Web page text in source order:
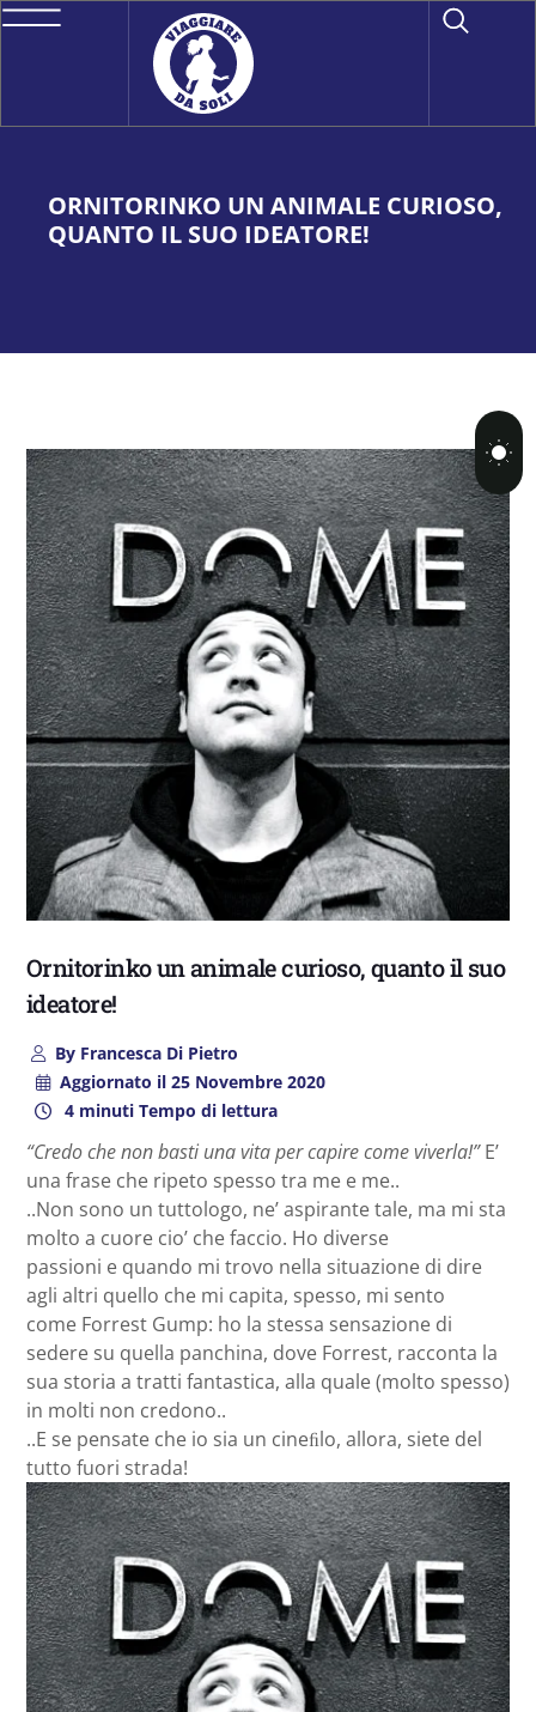
ORNITORINKO UN ANIMALE CURIOSO,
QUANTO IL SUO IDEATORE!
Ornitorinko un animale curioso, quanto il suo
ideatore!
ByFrancesca Di Pietro
Aggiornato il25 Novembre 2020
4 minuti Tempo di lettura
“Credo che non basti una vita per capire come viverla!”E’
una frase che ripeto spesso tra me e me..
..Non sono un tuttologo, ne’ aspirante tale, ma mi sta
molto a cuore cio’ che faccio. Ho diverse
passioni e quando mi trovo nella situazione di dire
agli altri quello che mi capita, spesso, mi sento
come Forrest Gump: ho la stessa sensazione di
sedere su quella panchina, dove Forrest, racconta la
sua storia a tratti fantastica, alla quale (molto spesso)
in molti non credono..
..E se pensate che io sia un cineﬁlo, allora, siete del
tutto fuori strada!